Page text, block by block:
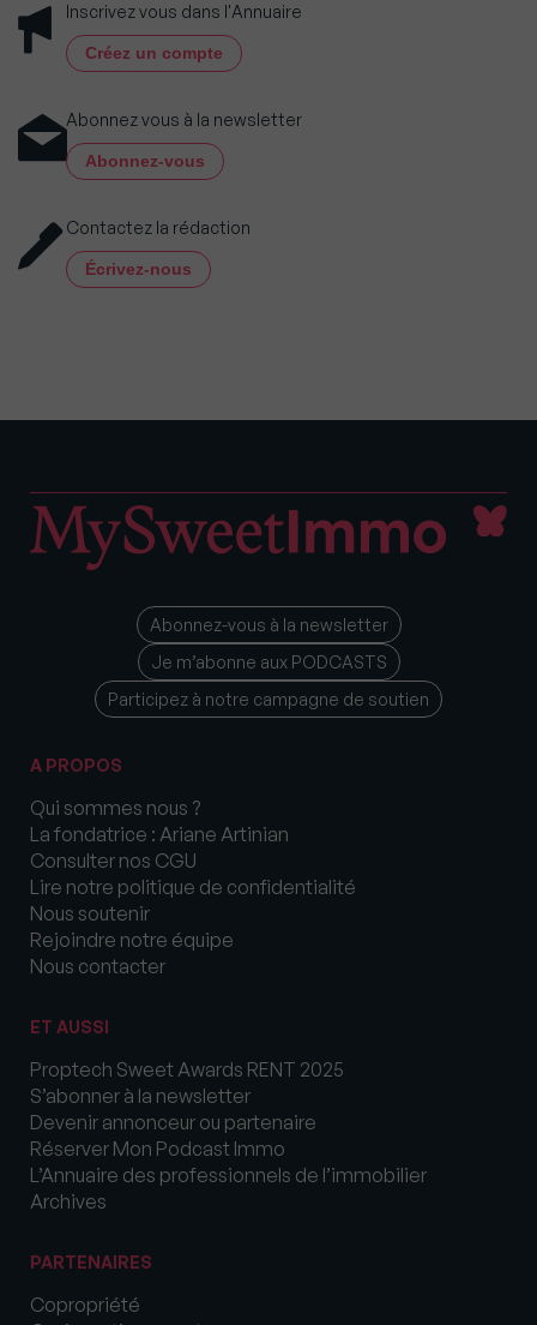
Inscrivez vous dans l'Annuaire
Créez un compte
Abonnez vous à la newsletter
Abonnez-vous
Contactez la rédaction
Écrivez-nous
Abonnez-vous à la newsletter
Je m’abonne aux PODCASTS
Participez à notre campagne de soutien
A PROPOS
Qui sommes nous ?
La fondatrice : Ariane Artinian
Consulter nos CGU
Lire notre politique de confidentialité
Nous soutenir
Rejoindre notre équipe
Nous contacter
ET AUSSI
Proptech Sweet Awards RENT 2025
S’abonner à la newsletter
Devenir annonceur ou partenaire
Réserver Mon Podcast Immo
L’Annuaire des professionnels de l’immobilier
Archives
PARTENAIRES
Copropriété